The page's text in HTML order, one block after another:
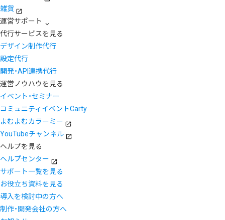
雑貨
運営サポート
代行サービスを見る
デザイン制作代行
設定代行
開発・API連携代行
運営ノウハウを見る
イベント・セミナー
コミュニティイベントCarty
よむよむカラーミー
YouTubeチャンネル
ヘルプを見る
ヘルプセンター
サポート一覧を見る
お役立ち資料を見る
導入を検討中の方へ
制作・開発会社の方へ